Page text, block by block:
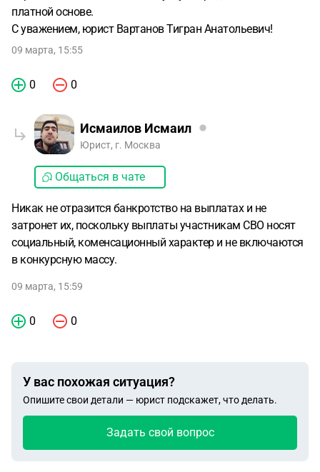
платной основе.
С уважением, юрист Вартанов Тигран Анатольевич!
09 марта, 15:55
0 0
Исмаилов Исмаил
Юрист, г. Москва
Общаться в чате
Никак не отразится банкротство на выплатах и не
затронет их, поскольку выплаты участникам СВО носят
социальный, коменсационный характер и не включаются
в конкурсную массу.
09 марта, 15:59
0 0
У вас похожая ситуация?
Опишите свои детали — юрист подскажет, что делать.
Задать свой вопрос